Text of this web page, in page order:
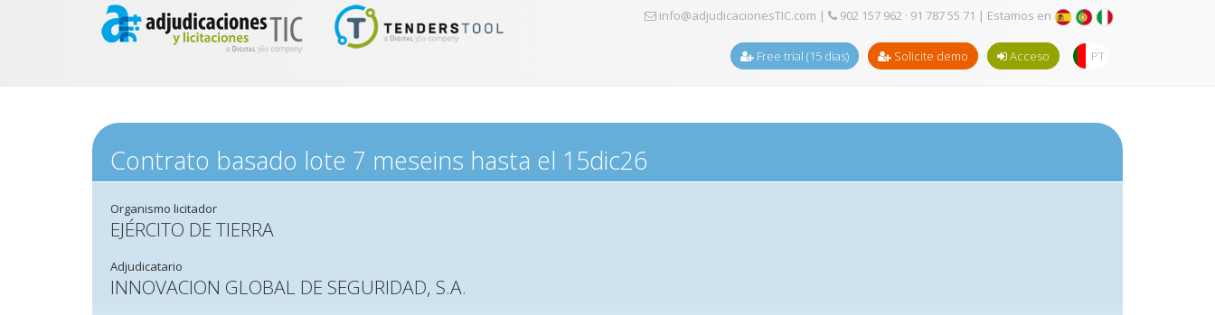
info@adjudicacionesTIC.com | 902 157 962 · 91 787 55 71 | Estamos en
Free trial (15 dias) Solicite demo Acceso PT
Contrato basado lote 7 meseins hasta el 15dic26
Organismo licitador
EJÉRCITO DE TIERRA
Adjudicatario
INNOVACION GLOBAL DE SEGURIDAD, S.A.